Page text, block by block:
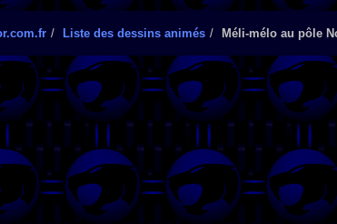
Liste des dessins animés Méli-mélo au pôle